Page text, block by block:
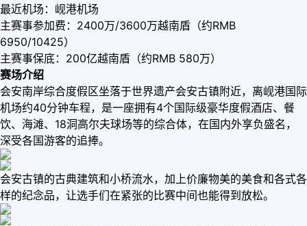
最近机场：岘港机场
主赛事参加费：2400万/3600万越南盾（约RMB
6950/10425）
主赛事保底：200亿越南盾（约RMB 580万）
赛场介绍
会安南岸综合度假区坐落于世界遗产会安古镇附近，离岘港国际
机场约40分钟车程，是一座拥有4个国际级豪华度假酒店、餐
饮、海滩、18洞高尔夫球场等的综合体，在国内外享负盛名，
深受各国游客的追捧。
会安古镇的古典建筑和小桥流水，加上价廉物美的美食和各式各
样的纪念品，让选手们在紧张的比赛中间也能得到放松。